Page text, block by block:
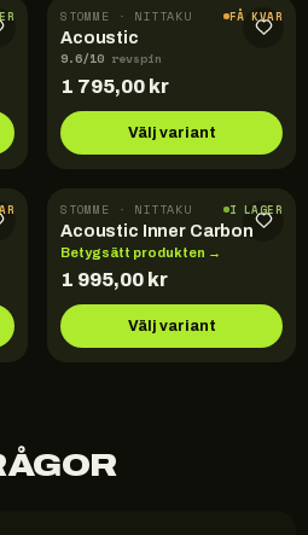
STOMME · NITTAKU FÅ KVAR
Acoustic
9.6/10 revspin
1 795,00 kr
Välj variant
STOMME · NITTAKU I LAGER
Acoustic Inner Carbon
Betygsätt produkten →
1 995,00 kr
Välj variant